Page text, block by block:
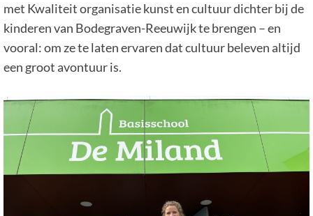
met Kwaliteit organisatie kunst en cultuur dichter bij de
kinderen van Bodegraven-Reeuwijk te brengen – en
vooral: om ze te laten ervaren dat cultuur beleven altijd
een groot avontuur is.